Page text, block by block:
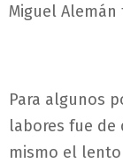
Miguel
Para algunos
labores fue de
mismo el